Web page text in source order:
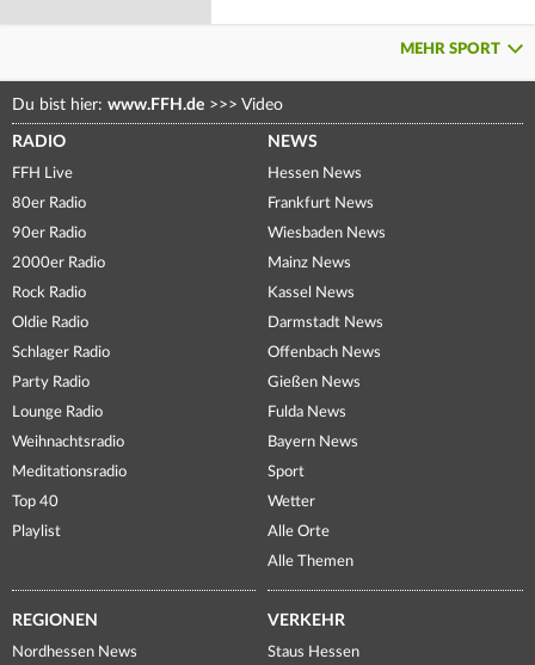
MEHR SPORT
Du bist hier: www.FFH.de >>> Video
RADIO
FFH Live
80er Radio
90er Radio
2000er Radio
Rock Radio
Oldie Radio
Schlager Radio
Party Radio
Lounge Radio
Weihnachtsradio
Meditationsradio
Top 40
Playlist
NEWS
Hessen News
Frankfurt News
Wiesbaden News
Mainz News
Kassel News
Darmstadt News
Offenbach News
Gießen News
Fulda News
Bayern News
Sport
Wetter
Alle Orte
Alle Themen
REGIONEN
Nordhessen News
VERKEHR
Staus Hessen